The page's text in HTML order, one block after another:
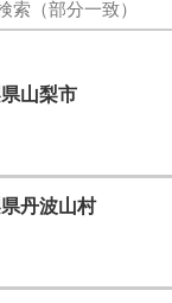
山梨市
丹波山村